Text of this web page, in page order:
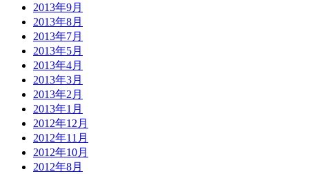
2013年9月
2013年8月
2013年7月
2013年5月
2013年4月
2013年3月
2013年2月
2013年1月
2012年12月
2012年11月
2012年10月
2012年8月